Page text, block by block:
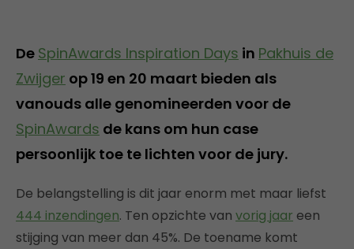
De SpinAwards Inspiration Days in Pakhuis de
Zwijger op 19 en 20 maart bieden als
vanouds alle genomineerden voor de
SpinAwards de kans om hun case
persoonlijk toe te lichten voor de jury.
De belangstelling is dit jaar enorm met maar liefst
444 inzendingen. Ten opzichte van vorig jaar een
stijging van meer dan 45%. De toename komt